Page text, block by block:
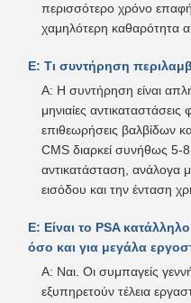
περισσότερο χρόνο
χαμηλότερη καθαρότητα
Ε: Τι συντήρηση
A: Η συντήρηση είναι
μηνιαίες αντικαταστάσεις
επιθεωρήσεις βαλβίδων
CMS διαρκεί συνήθως 5-8
αντικατάσταση, ανάλογα
εισόδου και την ένταση
Ε: Είναι το PSA
όσο και για μεγάλα
A: Ναι. Οι συμπαγείς
εξυπηρετούν τέλεια